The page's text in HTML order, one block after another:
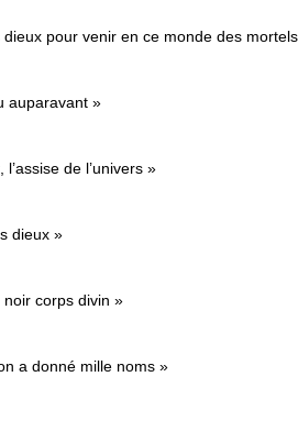
pour venir en ce monde des
auparavant »
de l’univers »
dieux »
corps divin »
a donné mille noms »